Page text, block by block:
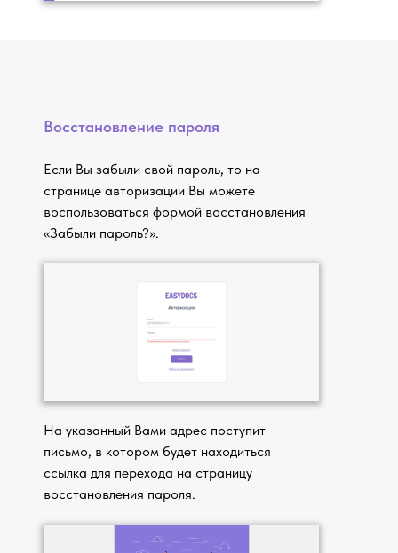
Восстановление пароля
Если Вы забыли свой пароль, то на
странице авторизации Вы можете
воспользоваться формой восстановления
«Забыли пароль?».
На указанный Вами адрес поступит
письмо, в котором будет находиться
ссылка для перехода на страницу
восстановления пароля.